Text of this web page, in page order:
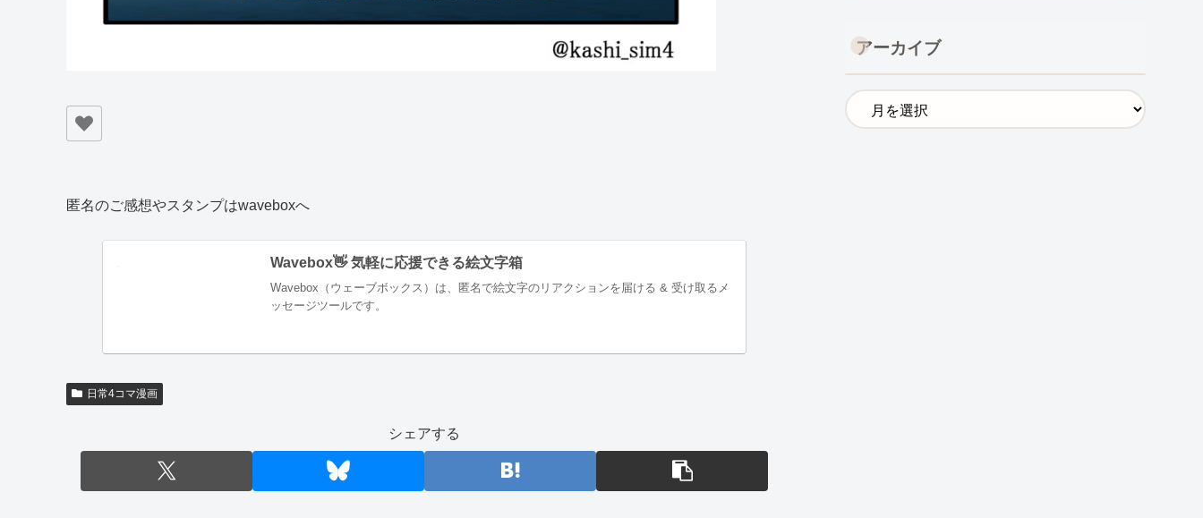
匿名のご感想やスタンプはwaveboxへ
Wavebox👋 気軽に応援できる絵文字箱
Wavebox（ウェーブボックス）は、匿名で絵文字のリアクションを届ける & 受け取るメ
ッセージツールです。
日常4コマ漫画
シェアする
アーカイブ